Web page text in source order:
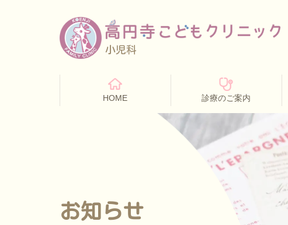
小児科
HOME 診療のご案内
お知らせ